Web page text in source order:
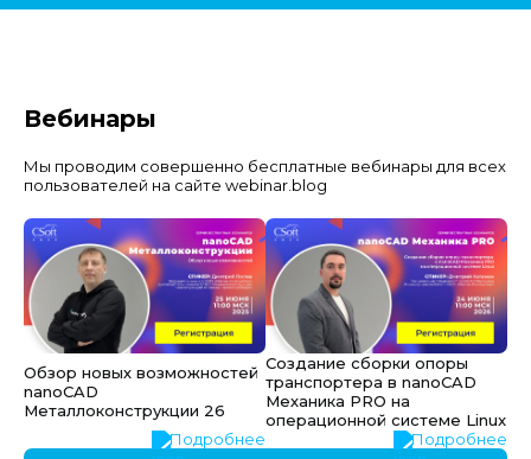
Вебинары
Мы проводим совершенно бесплатные вебинары для всех
пользователей на сайте webinar.blog
Обзор новых возможностей
nanoCAD
Металлоконструкции 26
Подробнее
Создание сборки опоры
транспортера в nanoCAD
Механика PRO на
операционной системе Linux
Подробнее